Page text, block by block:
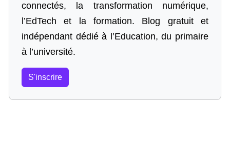
connectés, la transformation numérique,
l’EdTech et la formation. Blog gratuit et
indépendant dédié à l’Education, du primaire
à l’université.
S'inscrire